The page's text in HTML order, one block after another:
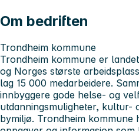
Om bedriften
Trondheim kommune
Trondheim kommune er
og Norges største
lag 15 000 medarbeidere.
innbyggere gode helse- og
utdanningsmuligheter, kultur-
bymiljø. Trondheim kommune